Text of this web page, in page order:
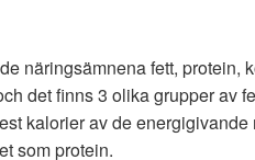
näringsämnena fett, protein,
det finns 3 olika grupper av
kalorier av de
som protein.